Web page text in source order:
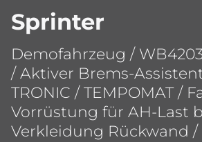
Sprinter
Demofahrzeug /
/ Aktiver Brems-
TRONIC / TEMPOMAT /
Vorrüstung für AH-Last
Verkleidung Rückwand /